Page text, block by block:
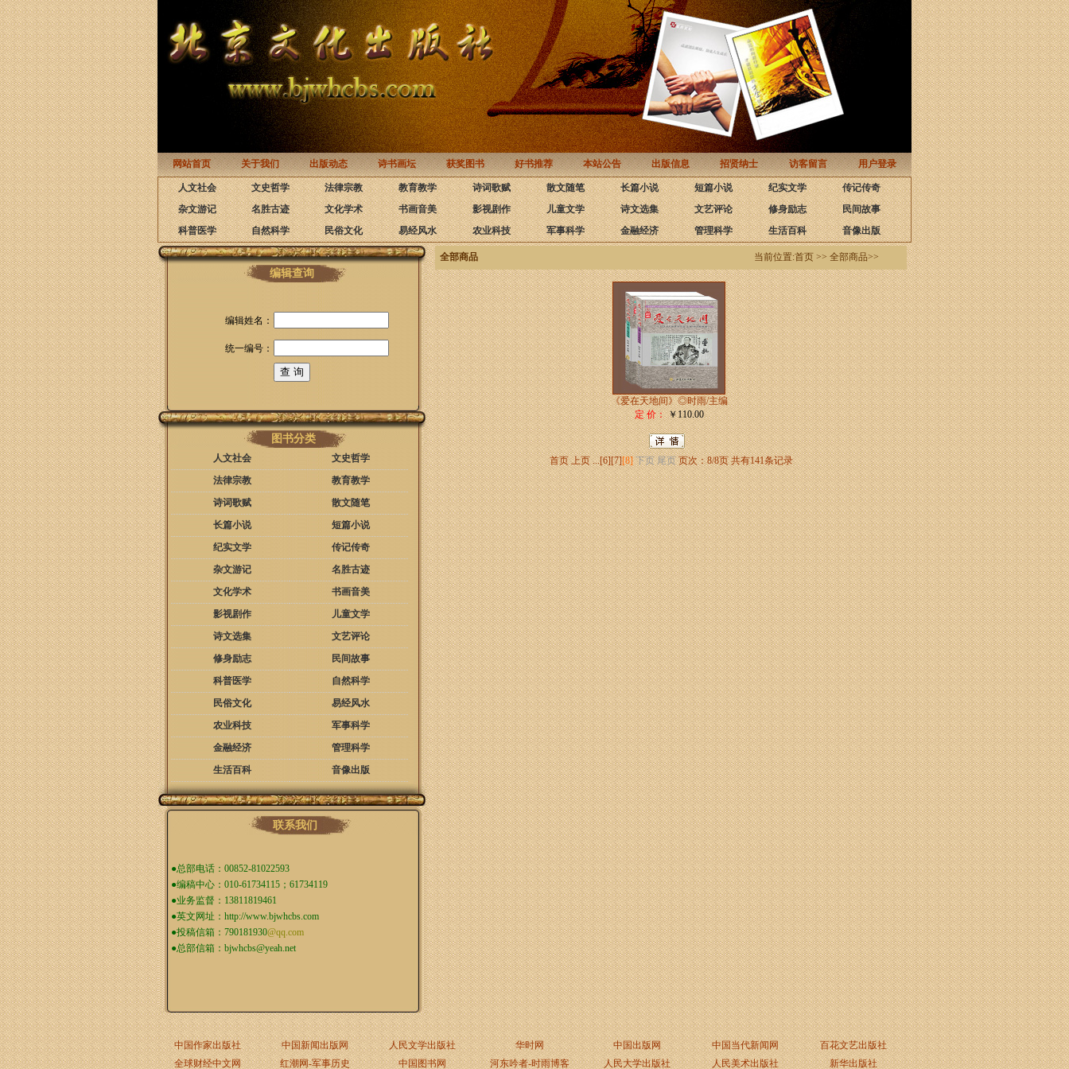
网站首页 关于我们 出版动态 诗书画坛 获奖图书 好书推荐 本站公告 出版信息 招贤纳士 访客留言 用户登录
人文社会 文史哲学 法律宗教 教育教学 诗词歌赋 散文随笔 长篇小说 短篇小说 纪实文学
传记传奇
杂文游记
名胜古迹 文化学术 书画音美 影视剧作 儿童文学 诗文选集 文艺评论 修身励志
民间故事
科普医学
自然科学 民俗文化 易经风水 农业科技 军事科学 金融经济 管理科学 生活百科 音像出版
编辑查询
编辑姓名：
统一编号：
图书分类
人文社会
文史哲学
法律宗教
教育教学
诗词歌赋
散文随笔
长篇小说
短篇小说
纪实文学
传记传奇
杂文游记
名胜古迹
文化学术
书画音美
影视剧作
儿童文学
诗文选集
文艺评论
修身励志
民间故事
科普医学
自然科学
民俗文化
易经风水
农业科技
军事科学
金融经济
管理科学
生活百科
音像出版
联系我们
●总部电话：00852-81022593
●编稿中心：010-61734115；61734119
●业务监督：13811819461
●英文网址： http://www.bjwhcbs.com
●投稿信箱： 790181930@qq.com
●总部信箱： bjwhcbs@yeah.net
全部商品 当前位置:首页 >> 全部商品>>
《爱在天地间》◎时雨/主编
定 价：￥110.00
首页 上页 ...[6][7][8] 下页 尾页 页次：8/8页 共有141条记录
中国作家出版社 中国新闻出版网 人民文学出版社 华时网 中国出版网 中国当代新闻网
百花文艺出版社
全球财经中文网
红潮网-军事历史 中国图书网 河东吟者-时雨博客 人民大学出版社 人民美术出版社 新华出版社